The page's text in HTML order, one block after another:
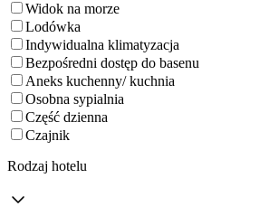
Widok na morze
Lodówka
Indywidualna klimatyzacja
Bezpośredni dostęp do basenu
Aneks kuchenny/ kuchnia
Osobna sypialnia
Część dzienna
Czajnik
Rodzaj hotelu